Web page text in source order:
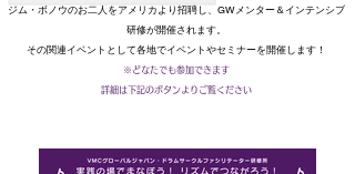
ジム・ボノウのお二人をアメリカより招聘し、GWメンター＆インテンシブ
研修が開催されます。
その関連イベントとして各地でイベントやセミナーを開催します！
※ どなたでも参加できます
詳細は下記のボタンよりご覧ください